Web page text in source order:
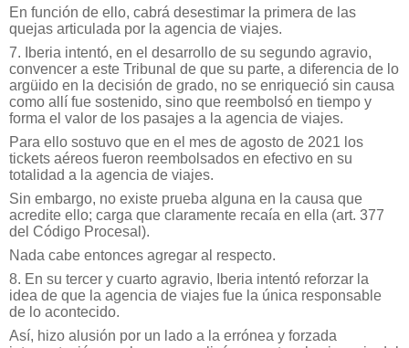
En función de ello, cabrá desestimar la primera de las
quejas articulada por la agencia de viajes.
7. Iberia intentó, en el desarrollo de su segundo agravio,
convencer a este Tribunal de que su parte, a diferencia de lo
argüido en la decisión de grado, no se enriqueció sin causa
como allí fue sostenido, sino que reembolsó en tiempo y
forma el valor de los pasajes a la agencia de viajes.
Para ello sostuvo que en el mes de agosto de 2021 los
tickets aéreos fueron reembolsados en efectivo en su
totalidad a la agencia de viajes.
Sin embargo, no existe prueba alguna en la causa que
acredite ello; carga que claramente recaía en ella (art. 377
del Código Procesal).
Nada cabe entonces agregar al respecto.
8. En su tercer y cuarto agravio, Iberia intentó reforzar la
idea de que la agencia de viajes fue la única responsable
de lo acontecido.
Así, hizo alusión por un lado a la errónea y forzada